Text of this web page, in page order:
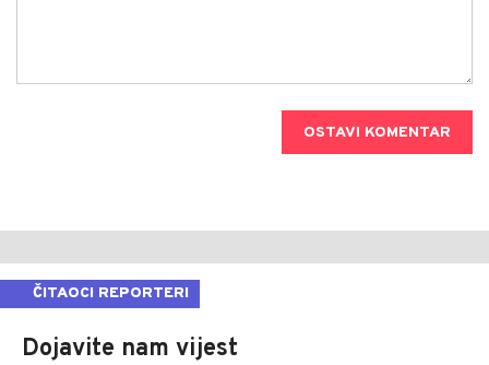
OSTAVI KOMENTAR
ČITAOCI REPORTERI
Dojavite nam vijest